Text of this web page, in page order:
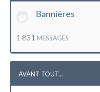
Bannières
1 831 MESSAGES
AVANT TOUT...